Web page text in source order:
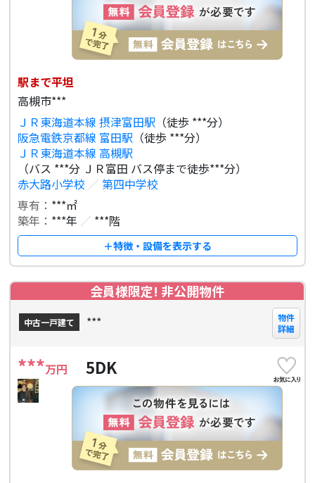
駅まで平坦
高槻市***
ＪＲ東海道本線 摂津富田駅 （徒歩 ***分）
阪急電鉄京都線 富田駅 （徒歩 ***分）
ＪＲ東海道本線 高槻駅
（バス ***分 ＪＲ富田 バス停まで徒歩***分）
赤大路小学校 ／ 第四中学校
専有： ***㎡
築年： ***年 ／ ***階
＋特徴・設備を表示する
会員様限定! 非公開物件
中古一戸建て ***
物件
詳細
***万円 5DK